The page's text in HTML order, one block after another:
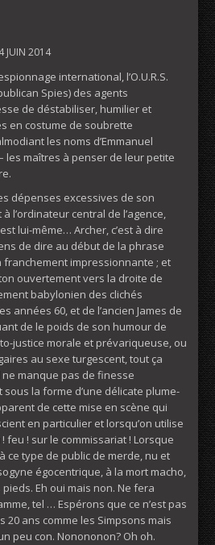
JUIN 2014
international, l’O.U.R.S.
Spies) des agents
de déstabiliser, humilier et
en costume de soubrette
les noms d’Emmanuel
les maîtres à penser de leur petite
dépenses excessives de son
l’ordinateur central de l’agence,
lui-même… Archer, c’est à dire
de dire au début de la phrase
impressionnante ; et
ouvertement vers la droite de
babylonien des clichés
années 60, et de l’ancien James de
de le poids de son humour de
justice morale et prévariqueuse, ou
au sexe turgescent, tout ça
ne manque pas de finesse
la forme d’une délicate plume-
de cette mise en scène qui
en particulier et lorsqu’on utilise
feu ! sur le commissariat ! Lorsque
ce type de public de merde, nu et
égocentrique, à la mort macho,
Eh oui mais non. Ne fera
tel … Espérons que ce n’est pas
20 ans comme les Simpsons mais
peu con. Nonononon? Oh oh.